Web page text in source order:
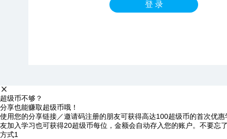
登 录
超级币不够？
分享也能赚取超级币哦！
使用您的分享链接／邀请码注册的朋友可获得高达100超级币的首次优
友加入学习也可获得20超级币每位，金额会自动存入您的账户。不要忘
方式1